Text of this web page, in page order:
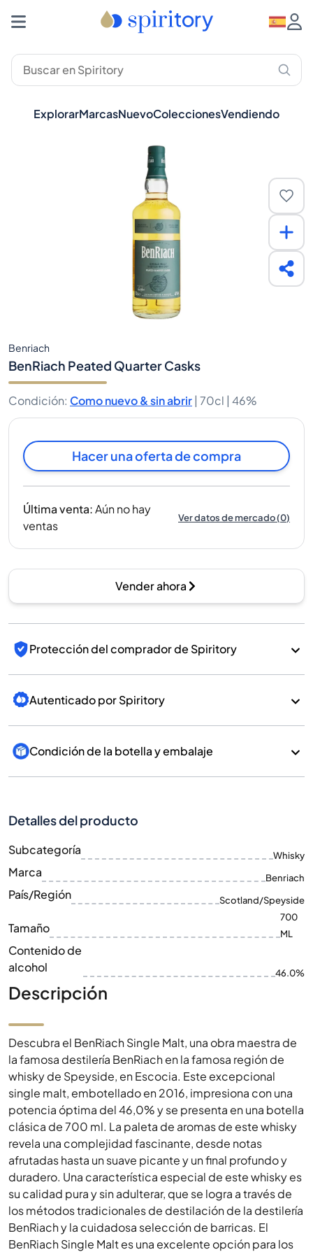
ExplorarMarcasNuevoColeccionesVendiendo
Benriach
BenRiach Peated Quarter Casks
Condición: Como nuevo & sin abrir | 70cl | 46%
Hacer una oferta de compra
Última venta:Aún no hay
ventas
Ver datos de mercado(0)
Vender ahora
Protección del comprador de Spiritory
Autenticado por Spiritory
Condición de la botella y embalaje
Detalles del producto
Subcategoría Whisky
Marca Benriach
País/Región Scotland/Speyside
Tamaño
700
ML
Contenido de
alcohol
46.0%
Descripción
Descubra el BenRiach Single Malt, una obra maestra de
la famosa destilería BenRiach en la famosa región de
whisky de Speyside, en Escocia. Este excepcional
single malt, embotellado en 2016, impresiona con una
potencia óptima del 46,0% y se presenta en una botella
clásica de 700 ml. La paleta de aromas de este whisky
revela una complejidad fascinante, desde notas
afrutadas hasta un suave picante y un final profundo y
duradero. Una característica especial de este whisky es
su calidad pura y sin adulterar, que se logra a través de
los métodos tradicionales de destilación de la destilería
BenRiach y la cuidadosa selección de barricas. El
BenRiach Single Malt es una excelente opción para los